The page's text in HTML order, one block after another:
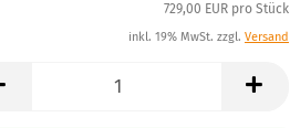
729,00 EUR pro Stück
inkl. 19% MwSt. zzgl. Versand